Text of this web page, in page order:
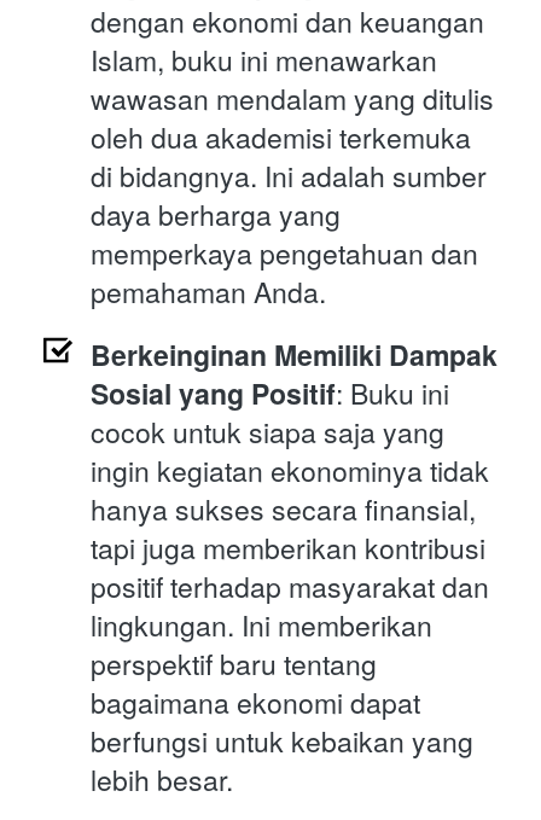
dengan ekonomi dan keuangan
Islam, buku ini menawarkan
wawasan mendalam yang ditulis
oleh dua akademisi terkemuka
di bidangnya. Ini adalah sumber
daya berharga yang
memperkaya pengetahuan dan
pemahaman Anda.
Berkeinginan Memiliki Dampak
Sosial yang Positif: Buku ini
cocok untuk siapa saja yang
ingin kegiatan ekonominya tidak
hanya sukses secara finansial,
tapi juga memberikan kontribusi
positif terhadap masyarakat dan
lingkungan. Ini memberikan
perspektif baru tentang
bagaimana ekonomi dapat
berfungsi untuk kebaikan yang
lebih besar.